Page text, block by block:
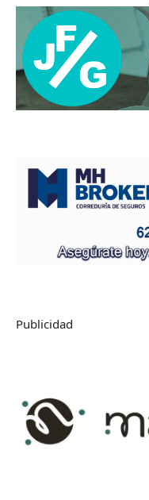
Publicidad